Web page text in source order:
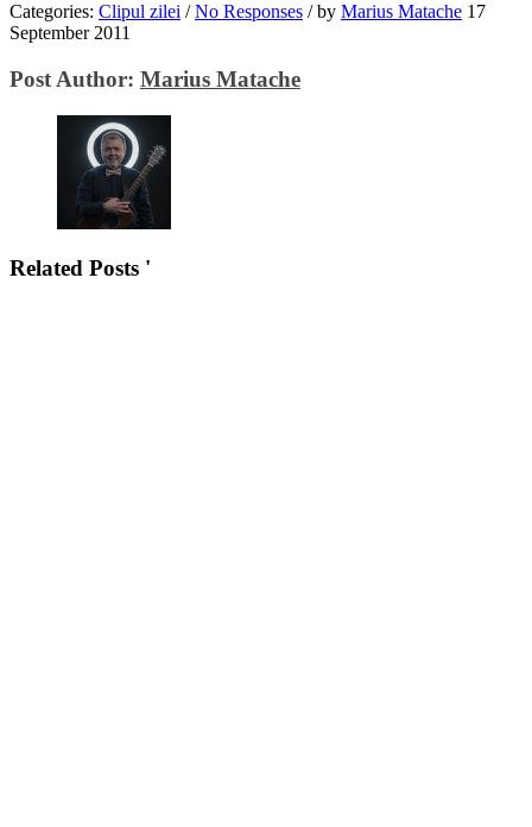
Categories: Clipul zilei / No Responses /by Marius Matache 17
September 2011
Post Author: Marius Matache
Related Posts '